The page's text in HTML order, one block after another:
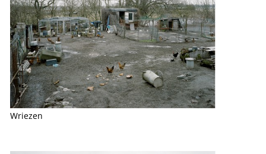
Wriezen